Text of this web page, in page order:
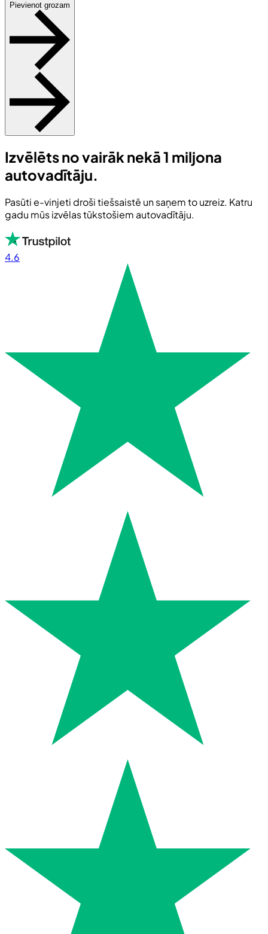
Pievienot grozam
Izvēlēts no vairāk nekā 1 miljona
autovadītāju.
Pasūti e-vinjeti droši tiešsaistē un saņem to uzreiz. Katru
gadu mūs izvēlas tūkstošiem autovadītāju.
4.6